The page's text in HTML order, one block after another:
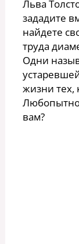
Льва
зададите
найдете
труда
Одни
жизни тех,
вам?